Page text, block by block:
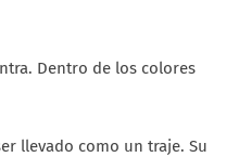
Dentro de los colores
llevado como un traje. Su